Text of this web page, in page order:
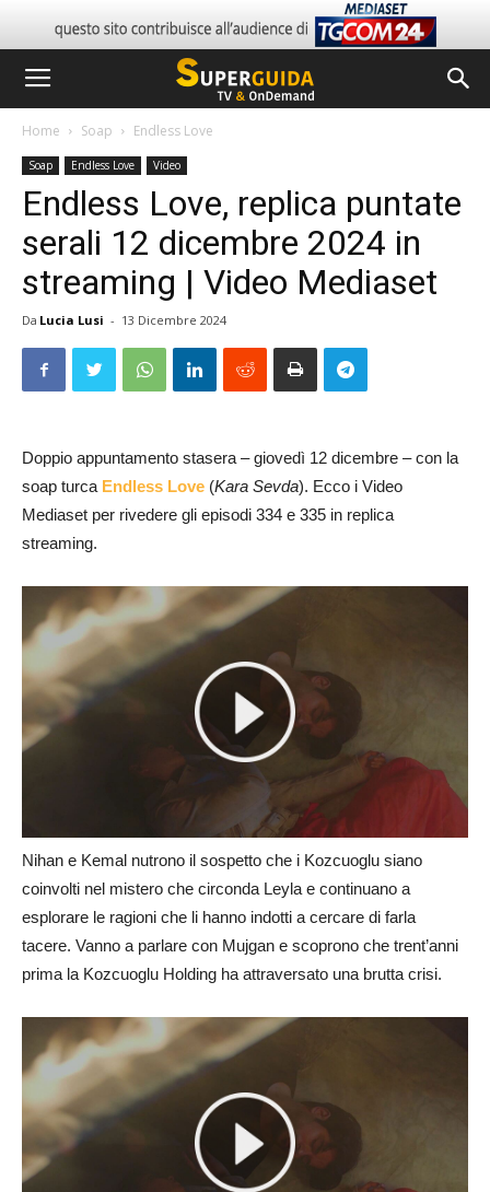
Home Soap Endless Love
Soap Endless Love Video
Endless Love, replica puntate
serali 12 dicembre 2024 in
streaming | Video Mediaset
Da Lucia Lusi - 13 Dicembre 2024
Doppio appuntamento stasera – giovedì 12 dicembre – con la
soap turca Endless Love (Kara Sevda). Ecco i Video
Mediaset per rivedere gli episodi 334 e 335 in replica
streaming.
Nihan e Kemal nutrono il sospetto che i Kozcuoglu siano
coinvolti nel mistero che circonda Leyla e continuano a
esplorare le ragioni che li hanno indotti a cercare di farla
tacere. Vanno a parlare con Mujgan e scoprono che trent’anni
prima la Kozcuoglu Holding ha attraversato una brutta crisi.